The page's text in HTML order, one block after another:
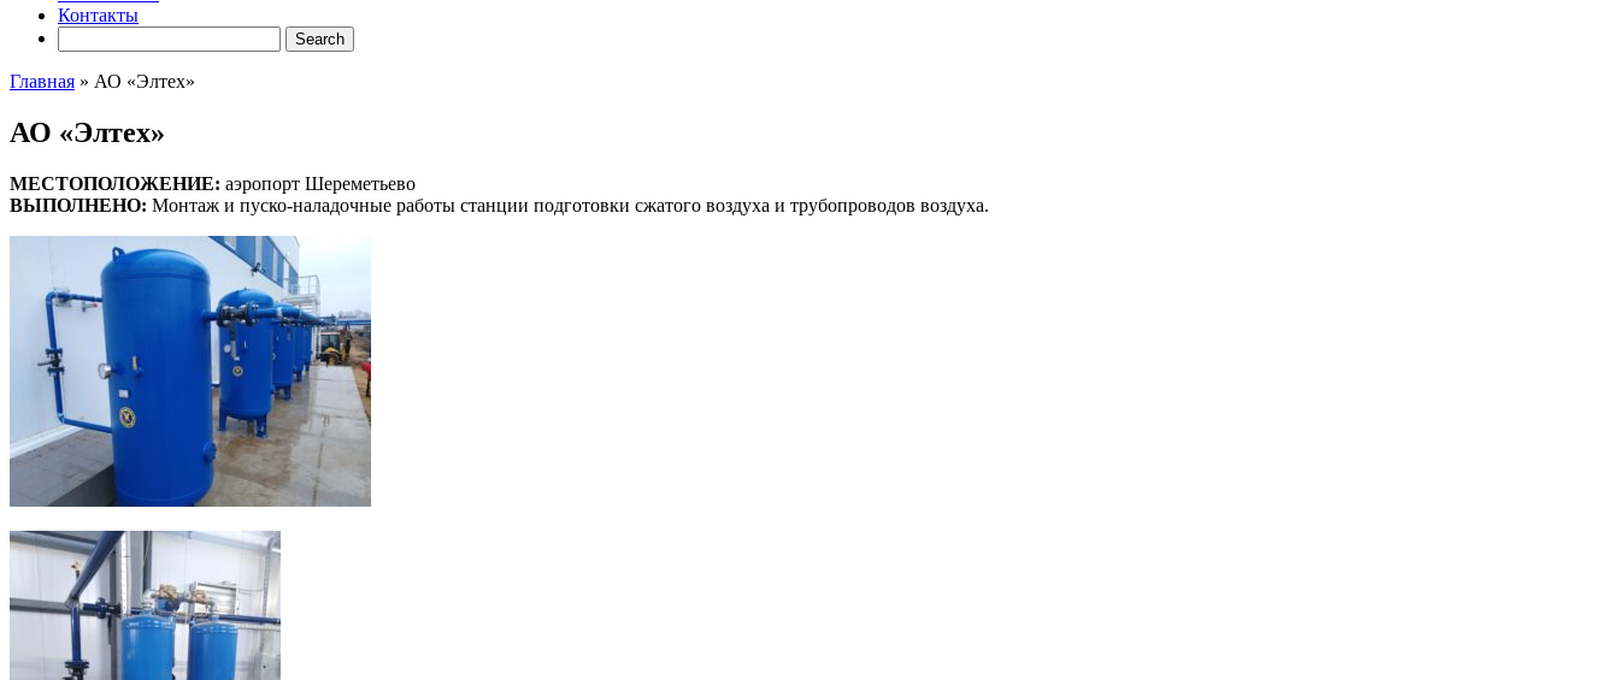
Контакты
Главная » АО «Элтех»
АО «Элтех»
МЕСТОПОЛОЖЕНИЕ: аэропорт Шереметьево
ВЫПОЛНЕНО: Монтаж и пуско-наладочные работы станции подготовки сжатого воздуха и трубопроводов воздуха.